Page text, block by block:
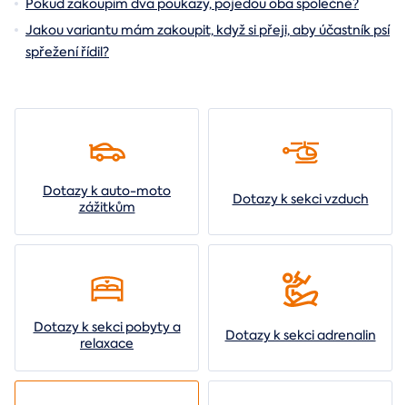
Pokud zakoupím dva poukazy, pojedou oba společně?
Jakou variantu mám zakoupit, když si přeji, aby účastník psí
spřežení řídil?
Dotazy k auto-moto
zážitkům
Dotazy k sekci vzduch
Dotazy k sekci pobyty a
relaxace
Dotazy k sekci adrenalin